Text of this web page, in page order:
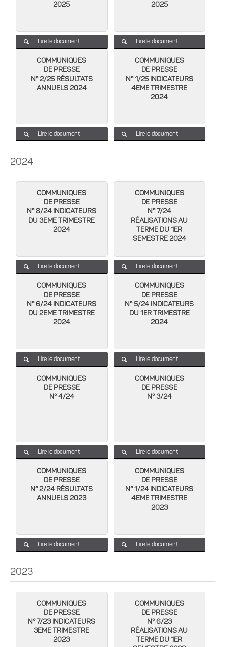
2025
Lire le document
2025
Lire le document
COMMUNIQUES
DE PRESSE
N° 2/25 RÉSULTATS
ANNUELS 2024
Lire le document
COMMUNIQUES
DE PRESSE
N° 1/25 INDICATEURS
4EME TRIMESTRE
2024
Lire le document
2024
COMMUNIQUES
DE PRESSE
N° 8/24 INDICATEURS
DU 3EME TRIMESTRE
2024
Lire le document
COMMUNIQUES
DE PRESSE
N° 7/24
RÉALISATIONS AU
TERME DU 1ER
SEMESTRE 2024
Lire le document
COMMUNIQUES
DE PRESSE
N° 6/24 INDICATEURS
DU 2EME TRIMESTRE
2024
Lire le document
COMMUNIQUES
DE PRESSE
N° 5/24 INDICATEURS
DU 1ER TRIMESTRE
2024
Lire le document
COMMUNIQUES
DE PRESSE
N° 4/24
Lire le document
COMMUNIQUES
DE PRESSE
N° 3/24
Lire le document
COMMUNIQUES
DE PRESSE
N° 2/24 RÉSULTATS
ANNUELS 2023
Lire le document
COMMUNIQUES
DE PRESSE
N° 1/24 INDICATEURS
4EME TRIMESTRE
2023
Lire le document
2023
COMMUNIQUES
DE PRESSE
N° 7/23 INDICATEURS
3EME TRIMESTRE
2023
COMMUNIQUES
DE PRESSE
N° 6/23
RÉALISATIONS AU
TERME DU 1ER